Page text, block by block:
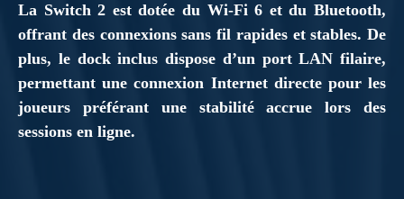
La Switch 2 est dotée du Wi-Fi 6 et du Bluetooth,
offrant des connexions sans fil rapides et stables. De
plus, le dock inclus dispose d’un port LAN filaire,
permettant une connexion Internet directe pour les
joueurs préférant une stabilité accrue lors des
sessions en ligne.